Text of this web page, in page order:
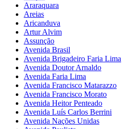
Araraquara
Areias
Aricanduva
Artur Alvim
Assunção
Avenida Brasil
Avenida Brigadeiro Faria Lima
Avenida Doutor Arnaldo
Avenida Faria Lima
Avenida Francisco Matarazzo
Avenida Francisco Morato
Avenida Heitor Penteado
Avenida Luís Carlos Berrini
Avenida Nações Unidas